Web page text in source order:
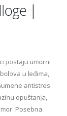
|
postaju umorni
u leđima,
antistres
opuštanja,
Posebna